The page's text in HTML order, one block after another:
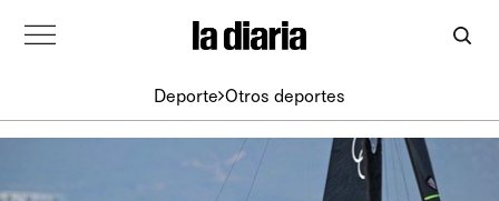
Deporte Otros deportes